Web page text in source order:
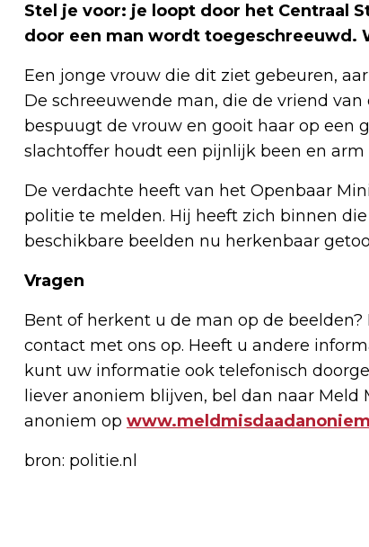
Stel je voor: je loopt door het Centraal
door een man wordt toegeschreeuwd.
Een jonge vrouw die dit ziet gebeuren,
De schreeuwende man, die de vriend
bespuugt de vrouw en gooit haar op een
slachtoffer houdt een pijnlijk been en
De verdachte heeft van het Openbaar
politie te melden. Hij heeft zich binnen
beschikbare beelden nu herkenbaar
Vragen
Bent of herkent u de man op de
contact met ons op. Heeft u andere
kunt uw informatie ook telefonisch
liever anoniem blijven, bel dan naar
anoniem op
bron: politie.nl